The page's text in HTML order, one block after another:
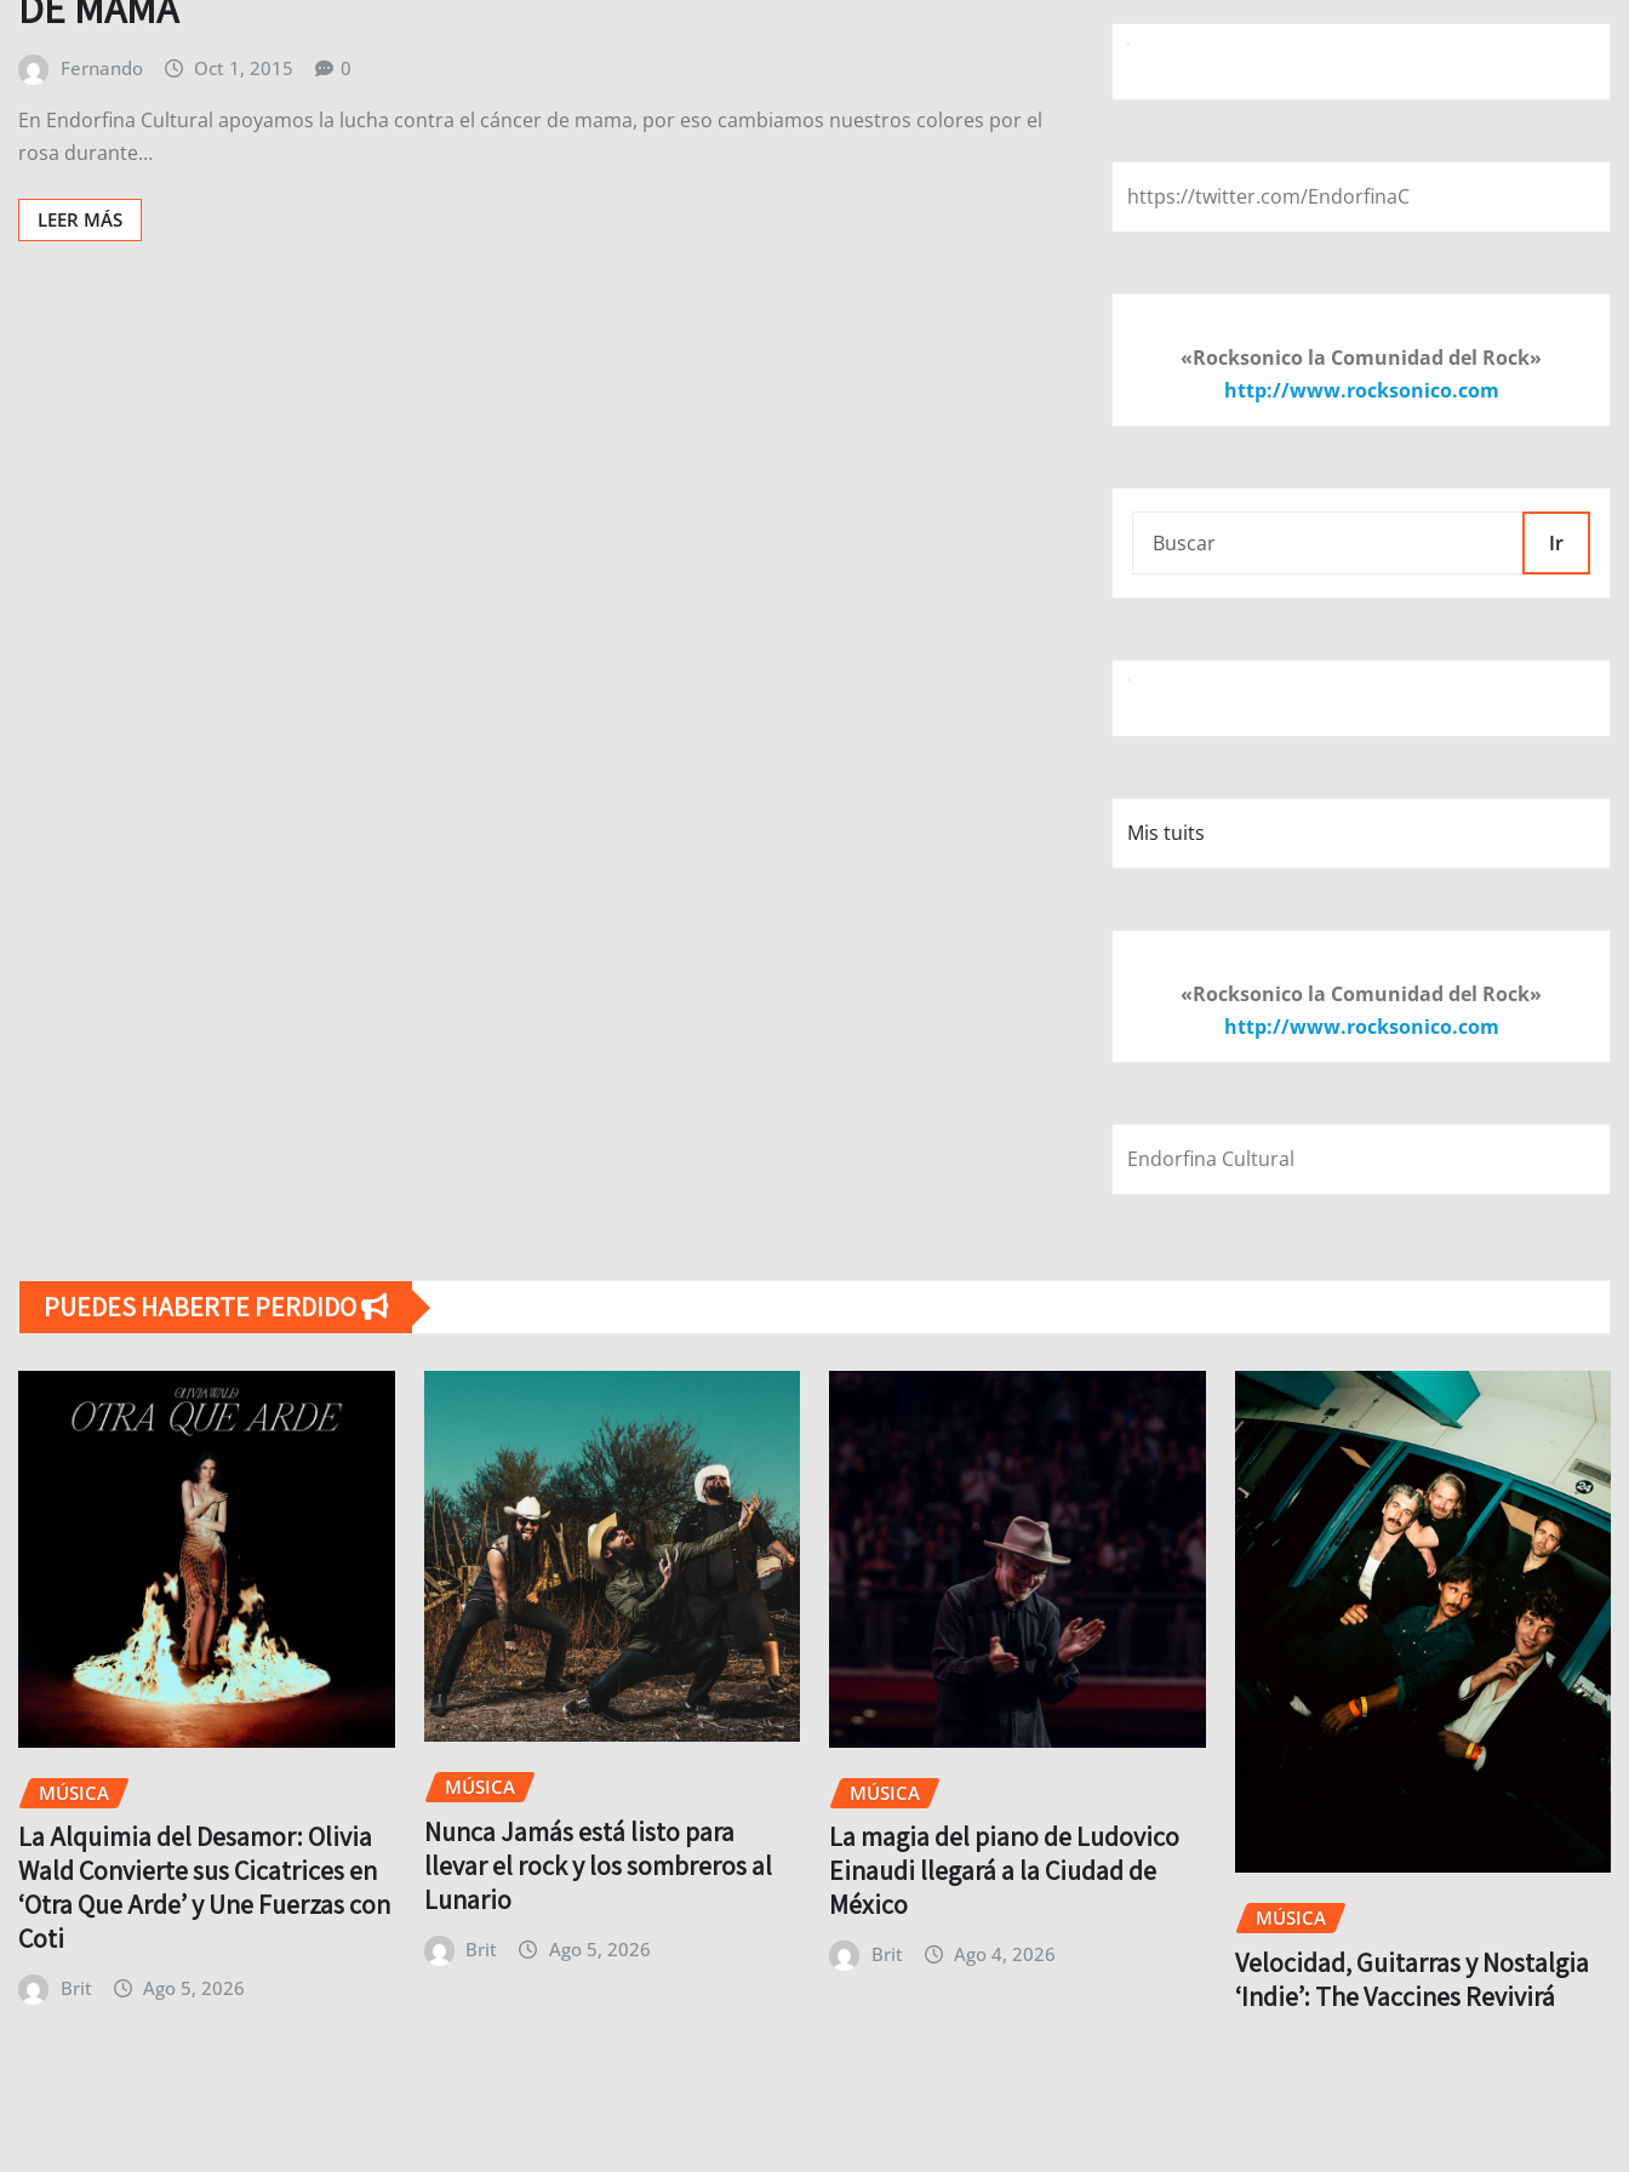
Fernando Oct 1, 2015 0
En Endorfina Cultural apoyamos la lucha contra el cáncer de mama, por eso cambiamos nuestros colores por el
rosa durante…
LEER MÁS
https://twitter.com/EndorfinaC
«Rocksonico la Comunidad del Rock»
http://www.rocksonico.com
Ir
Mis tuits
«Rocksonico la Comunidad del Rock»
http://www.rocksonico.com
Endorfina Cultural
PUEDES HABERTE PERDIDO
MÚSICA
La Alquimia del Desamor: Olivia
Wald Convierte sus Cicatrices en
‘Otra Que Arde’ y Une Fuerzas con
Coti
Brit Ago 5, 2026
MÚSICA
Nunca Jamás está listo para
llevar el rock y los sombreros al
Lunario
Brit Ago 5, 2026
MÚSICA
La magia del piano de Ludovico
Einaudi llegará a la Ciudad de
México
Brit Ago 4, 2026
MÚSICA
Velocidad, Guitarras y Nostalgia
‘Indie’: The Vaccines Revivirá